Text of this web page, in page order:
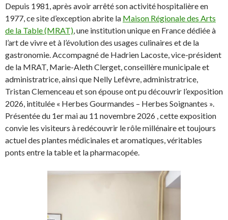
Depuis 1981, après avoir arrêté son activité hospitalière en
1977, ce site d’exception abrite la Maison Régionale des Arts
de la Table (MRAT) , une institution unique en France dédiée à
l’art de vivre et à l’évolution des usages culinaires et de la
gastronomie. Accompagné de Hadrien Lacoste, vice-président
de la MRAT, Marie-Aleth Clerget, conseillère municipale et
administratrice, ainsi que Nelly Lefèvre, administratrice,
Tristan Clemenceau et son épouse ont pu découvrir l’exposition
2026, intitulée « Herbes Gourmandes – Herbes Soignantes ».
Présentée du 1er mai au 11 novembre 2026 , cette exposition
convie les visiteurs à redécouvrir le rôle millénaire et toujours
actuel des plantes médicinales et aromatiques, véritables
ponts entre la table et la pharmacopée.